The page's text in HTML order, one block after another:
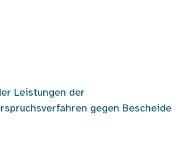
Leistungen der
gegen Bescheide